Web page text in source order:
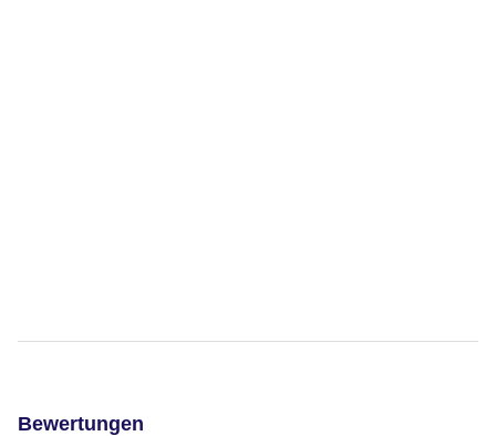
Bewertungen